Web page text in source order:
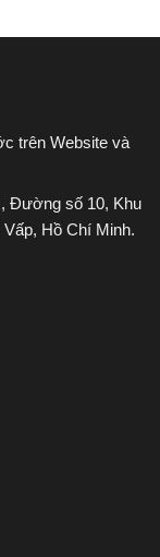
trên Website và
Đường số 10, Khu
Hồ Chí Minh.